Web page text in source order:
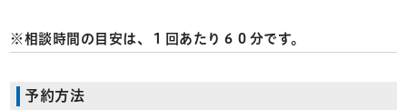
※相談時間の目安は、１回あたり６０分です。
予約方法